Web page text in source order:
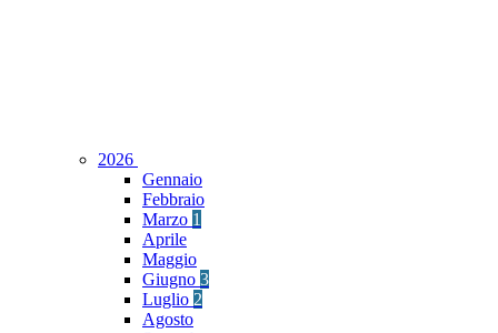
2026
Gennaio
Febbraio
Marzo 1
Aprile
Maggio
Giugno 3
Luglio 2
Agosto